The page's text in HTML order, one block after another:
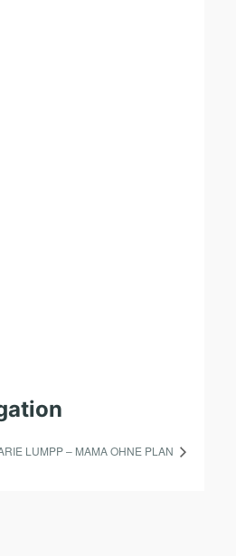
LUMPP – MAMA OHNE PLAN